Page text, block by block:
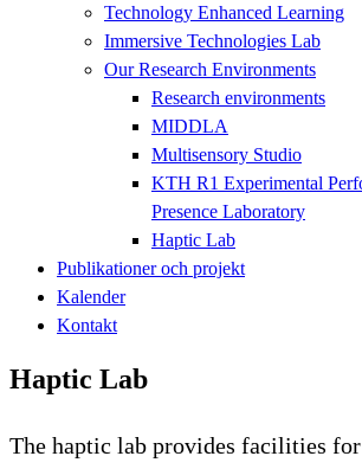
Technology Enhanced Learning
Immersive Technologies Lab
Our Research Environments
Research environments
MIDDLA
Multisensory Studio
KTH R1 Experimental
Presence Laboratory
Haptic Lab
Publikationer och projekt
Kalender
Kontakt
Haptic Lab
The haptic lab provides facilities